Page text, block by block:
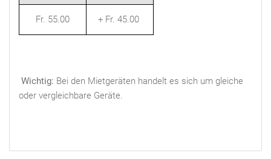
Fr. 55.00 + Fr. 45.00
Wichtig: Bei den Mietgeräten handelt es sich um gleiche
oder vergleichbare Geräte.